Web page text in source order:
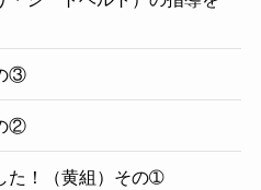
③
②
た！（黄組）その➀